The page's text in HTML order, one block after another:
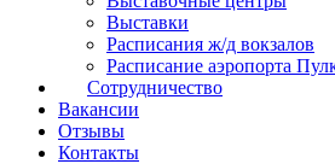
Выставки
Расписания ж/д вокзалов
Расписание аэропорта
Сотрудничество
Вакансии
Отзывы
Контакты